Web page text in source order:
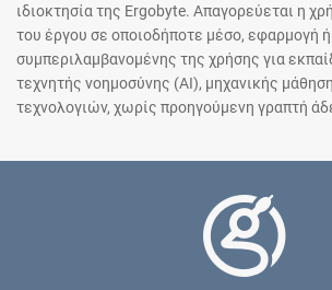
ιδιοκτησία της Ergobyte. Απαγορεύεται η
του έργου σε οποιοδήποτε μέσο, εφαρμογή
συμπεριλαμβανομένης της χρήσης για
τεχνητής νοημοσύνης (AI), μηχανικής
τεχνολογιών, χωρίς προηγούμενη γραπτή